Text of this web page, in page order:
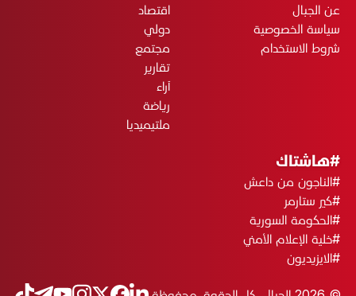
عن الجبال
سياسة الخصوصية
شروط الاستخدام
اقتصاد
دولي
مجتمع
تقارير
آراء
رياضة
ملتيميديا
#هاشتاك
#الناجون من داعش
#كير ستارمر
#الحكومة السورية
#خلية الإعلام الأمني
#الايزيديون